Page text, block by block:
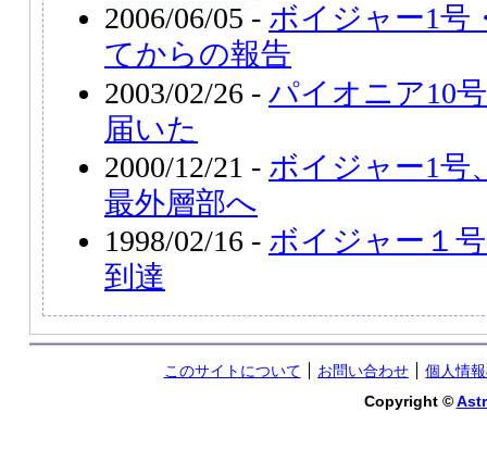
2006/06/05 - ボイジャー1号
てからの報告
2003/02/26 - パイオニア10
届いた
2000/12/21 - ボイジャー1号
最外層部へ
1998/02/16 - ボイジャー１
到達
このサイトについて お問い合わせ
個人情
Copyright ©